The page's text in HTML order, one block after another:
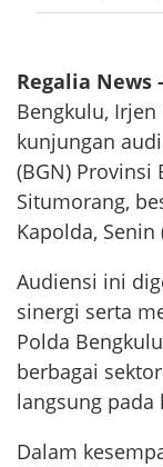
Regalia News
Bengkulu,
kunjungan
(BGN) Provinsi
Situmorang,
Kapolda, Senin
Audiensi ini
sinergi serta
Polda
berbagai
langsung pada
Dalam